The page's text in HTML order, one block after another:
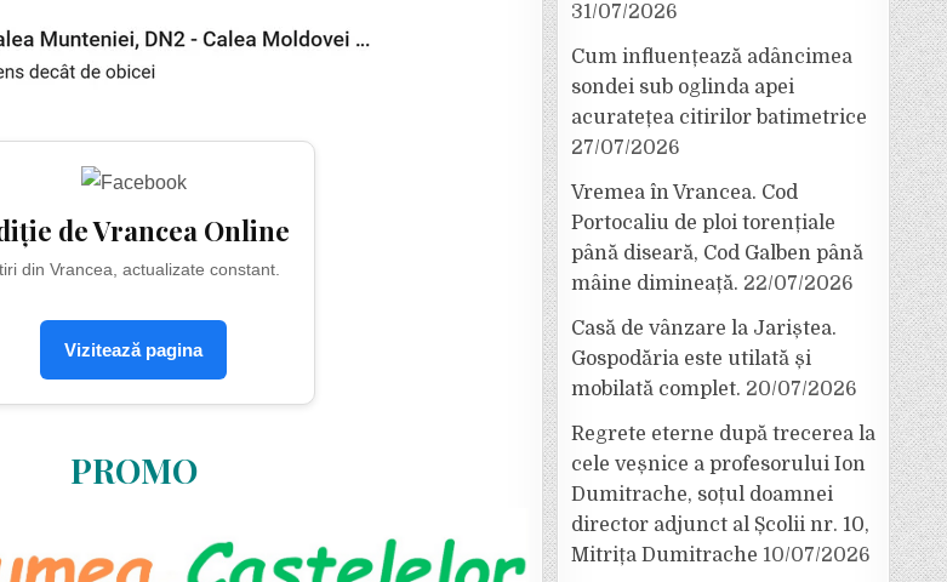
de Vrancea Online
din Vrancea, actualizate constant.
Vizitează pagina
PROMO
31/07/2026
Cum influențează adâncimea
sondei sub oglinda apei
acuratețea citirilor batimetrice
27/07/2026
Vremea în Vrancea. Cod
Portocaliu de ploi torențiale
până diseară, Cod Galben până
mâine dimineață. 22/07/2026
Casă de vânzare la Jariștea.
Gospodăria este utilată și
mobilată complet. 20/07/2026
Regrete eterne după trecerea la
cele veșnice a profesorului Ion
Dumitrache, soțul doamnei
director adjunct al Școlii nr. 10,
Mitrița Dumitrache 10/07/2026